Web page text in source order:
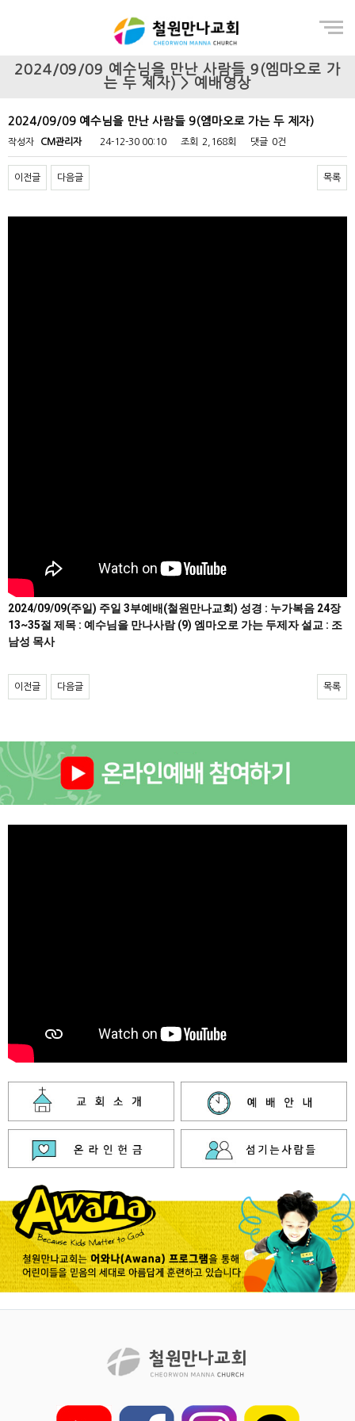
2024/09/09 예수님을 만난 사람들 9(엠마오로 가
는 두 제자) > 예배영상
2024/09/09 예수님을 만난 사람들 9(엠마오로 가는 두 제자)
작성자 CM관리자 24-12-30 00:10 조회 2,168회 댓글 0건
이전글 다음글 목록
2024/09/09(주일) 주일 3부예배(철원만나교회) 성경 : 누가복음 24장
13~35절 제목 : 예수님을 만나사람 (9) 엠마오로 가는 두제자 설교 : 조
남성 목사
이전글 다음글 목록